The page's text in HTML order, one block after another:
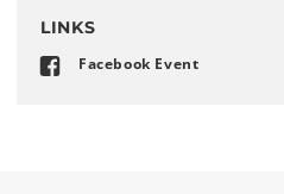
LINKS
Facebook Event